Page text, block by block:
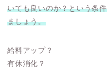
いても良いのか？という条
ましょう。
給料アップ？
有休消化？